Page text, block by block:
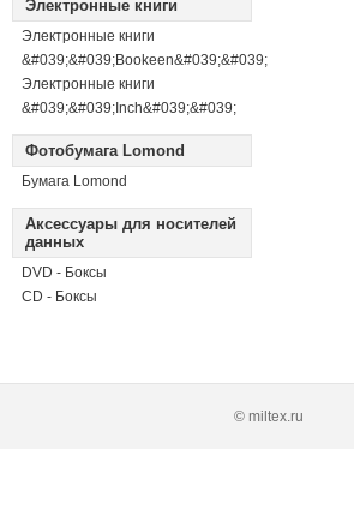
Электронные книги
Электронные книги
&#039;&#039;Bookeen&#039;&#039;
Электронные книги
&#039;&#039;Inch&#039;&#039;
Фотобумага Lomond
Бумага Lomond
Аксессуары для носителей
данных
DVD - Боксы
CD - Боксы
© miltex.ru